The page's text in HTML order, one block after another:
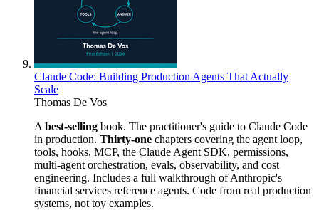
Claude Code: Building Production Agents That Actually
Scale
Thomas De Vos
A best-selling book. The practitioner's guide to Claude Code
in production. Thirty-one chapters covering the agent loop,
tools, hooks, MCP, the Claude Agent SDK, permissions,
multi-agent orchestration, evals, observability, and cost
engineering. Includes a full walkthrough of Anthropic's
financial services reference agents. Code from real production
systems, not toy examples.